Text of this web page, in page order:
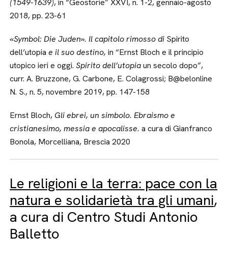
(1549-1639), in “Geostorie” XXVI, n. 1-2, gennaio-agosto
2018, pp. 23-61
«Symbol: Die Juden». Il capitolo rimosso di Spirito
dell’utopia e il suo destino, in “Ernst Bloch e il principio
utopico ieri e oggi.Spirito dell’utopiaun secolo dopo”,
curr. A. Bruzzone, G. Carbone, E. Colagrossi; B@belonline
N. S., n. 5, novembre 2019, pp. 147-158
Ernst Bloch, Gli ebrei, un simbolo. Ebraismo e
cristianesimo, messia e apocalisse.a cura di Gianfranco
Bonola, Morcelliana, Brescia 2020
Le religioni e la terra: pace con la
natura e solidarietà tra gli umani,
a cura di Centro Studi Antonio
Balletto